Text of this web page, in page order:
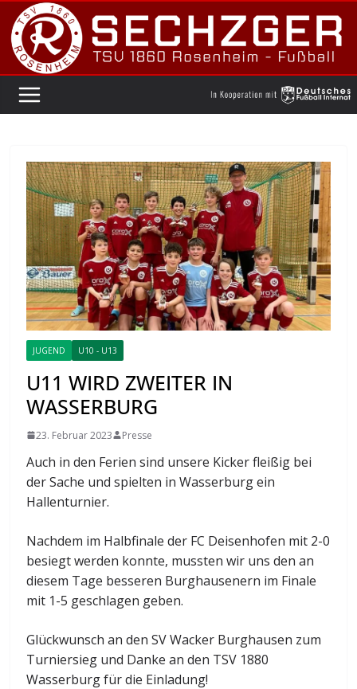
Zum
Inhalt
springen
JUGEND U10 - U13
U11 WIRD ZWEITER IN
WASSERBURG
23. Februar 2023 Presse
Auch in den Ferien sind unsere Kicker fleißig bei
der Sache und spielten in Wasserburg ein
Hallenturnier.
Nachdem im Halbfinale der FC Deisenhofen mit 2-0
besiegt werden konnte, mussten wir uns den an
diesem Tage besseren Burghausenern im Finale
mit 1-5 geschlagen geben.
Glückwunsch an den SV Wacker Burghausen zum
Turniersieg und Danke an den TSV 1880
Wasserburg für die Einladung!